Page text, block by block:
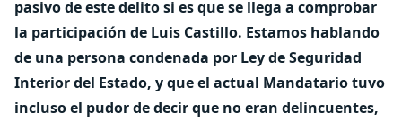
pasivo de este delito si es que se llega a comprobar
la participación de Luis Castillo. Estamos hablando
de una persona condenada por Ley de Seguridad
Interior del Estado, y que el actual Mandatario tuvo
incluso el pudor de decir que no eran delincuentes,